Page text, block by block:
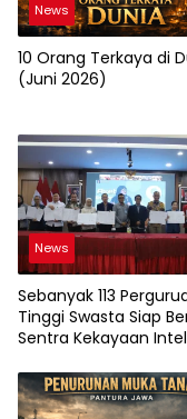
News
10 Orang Terkaya di
(Juni 2026)
News
Sebanyak 113
Tinggi Swasta Siap
Sentra Kekayaan